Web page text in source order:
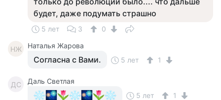
будет, даже подумать страшно
5 лет 3 0
НЖ Наталья Жарова
Согласна с Вами. 5 лет 1
ДС
Даль Светлая
5 лет
1